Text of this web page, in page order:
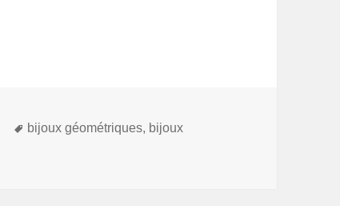
Mots-
bijoux géométriques, bijoux